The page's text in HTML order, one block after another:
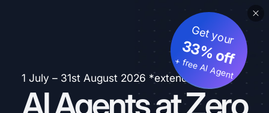
1 July – 31st August 2026 *extended
AI Agents at Zero
Get your
33% off
+ free AI Agent